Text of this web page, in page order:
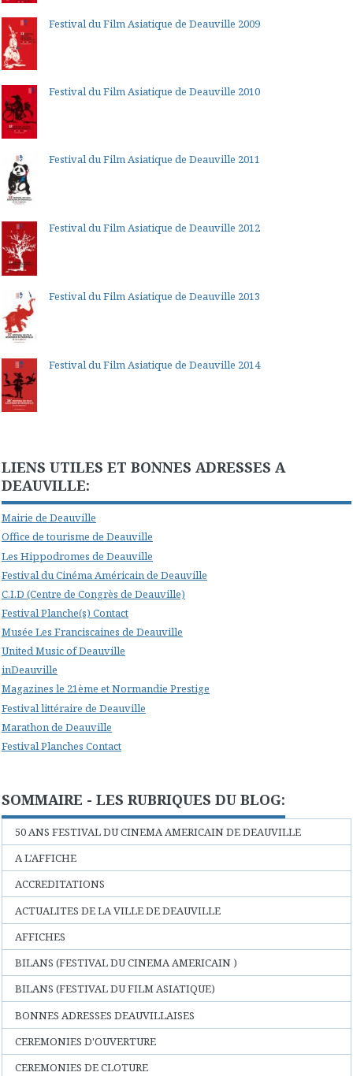
Festival du Film Asiatique de Deauville 2009
Festival du Film Asiatique de Deauville 2010
Festival du Film Asiatique de Deauville 2011
Festival du Film Asiatique de Deauville 2012
Festival du Film Asiatique de Deauville 2013
Festival du Film Asiatique de Deauville 2014
LIENS UTILES ET BONNES ADRESSES A
DEAUVILLE:
Mairie de Deauville
Office de tourisme de Deauville
Les Hippodromes de Deauville
Festival du Cinéma Américain de Deauville
C.I.D (Centre de Congrès de Deauville)
Festival Planche(s) Contact
Musée Les Franciscaines de Deauville
United Music of Deauville
inDeauville
Magazines le 21ème et Normandie Prestige
Festival littéraire de Deauville
Marathon de Deauville
Festival Planches Contact
SOMMAIRE - LES RUBRIQUES DU BLOG:
50 ANS FESTIVAL DU CINEMA AMERICAIN DE DEAUVILLE
A L'AFFICHE
ACCREDITATIONS
ACTUALITES DE LA VILLE DE DEAUVILLE
AFFICHES
BILANS (FESTIVAL DU CINEMA AMERICAIN )
BILANS (FESTIVAL DU FILM ASIATIQUE)
BONNES ADRESSES DEAUVILLAISES
CEREMONIES D'OUVERTURE
CEREMONIES DE CLOTURE